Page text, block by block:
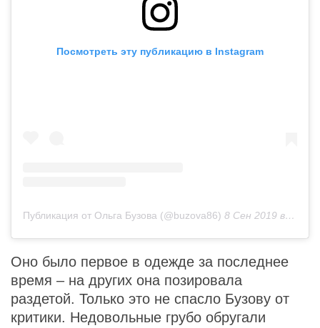
Посмотреть эту публикацию в Instagram
Публикация от Ольга Бузова (@buzova86) 8 Сен 2019 в 1:14 PDT
Оно было первое в одежде за последнее
время – на других она позировала
раздетой. Только это не спасло Бузову от
критики. Недовольные грубо обругали